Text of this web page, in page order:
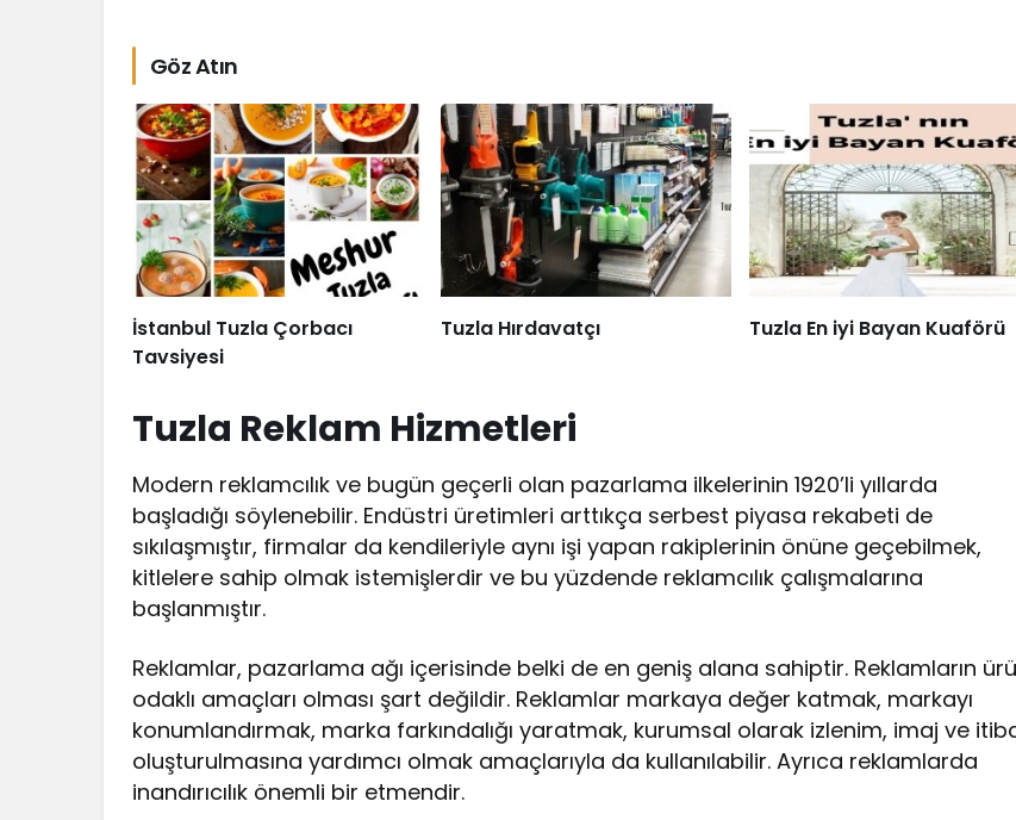
Göz Atın
İstanbul Tuzla Çorbacı
Tavsiyesi
Tuzla Hırdavatçı Tuzla En iyi Bayan Kuaförü
Tuzla Reklam Hizmetleri
Modern reklamcılık ve bugün geçerli olan pazarlama ilkelerinin 1920’li yıllarda
başladığı söylenebilir. Endüstri üretimleri arttıkça serbest piyasa rekabeti de
sıkılaşmıştır, firmalar da kendileriyle aynı işi yapan rakiplerinin önüne geçebilmek,
kitlelere sahip olmak istemişlerdir ve bu yüzdende reklamcılık çalışmalarına
başlanmıştır.
Reklamlar, pazarlama ağı içerisinde belki de en geniş alana sahiptir. Reklamların
odaklı amaçları olması şart değildir. Reklamlar markaya değer katmak, markayı
konumlandırmak, marka farkındalığı yaratmak, kurumsal olarak izlenim, imaj ve
oluşturulmasına yardımcı olmak amaçlarıyla da kullanılabilir. Ayrıca reklamlarda
inandırıcılık önemli bir etmendir.